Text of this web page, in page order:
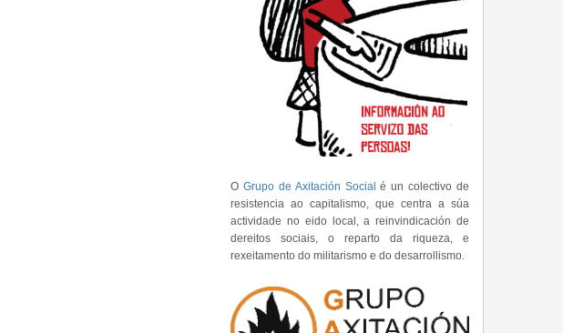
O Grupo de Axitación Social é un colectivo de
resistencia ao capitalismo, que centra a súa
actividade no eido local, a reinvindicación de
dereitos sociais, o reparto da riqueza, e
rexeitamento do militarismo e do desarrollismo.